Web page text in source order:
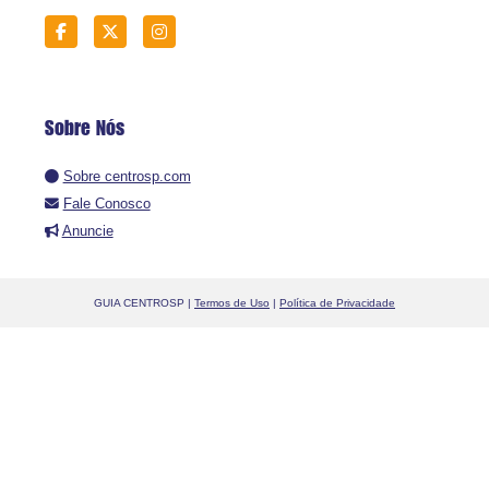
Sobre Nós
Sobre centrosp.com
Fale Conosco
Anuncie
GUIA CENTROSP | Termos de Uso | Política de Privacidade